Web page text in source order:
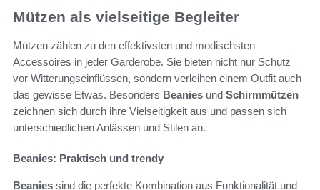
Mützen als vielseitige Begleiter
Mützen zählen zu den effektivsten und modischsten
Accessoires in jeder Garderobe. Sie bieten nicht nur Schutz
vor Witterungseinflüssen, sondern verleihen einem Outfit auch
das gewisse Etwas. Besonders Beanies und Schirmmützen
zeichnen sich durch ihre Vielseitigkeit aus und passen sich
unterschiedlichen Anlässen und Stilen an.
Beanies: Praktisch und trendy
Beanies sind die perfekte Kombination aus Funktionalität und